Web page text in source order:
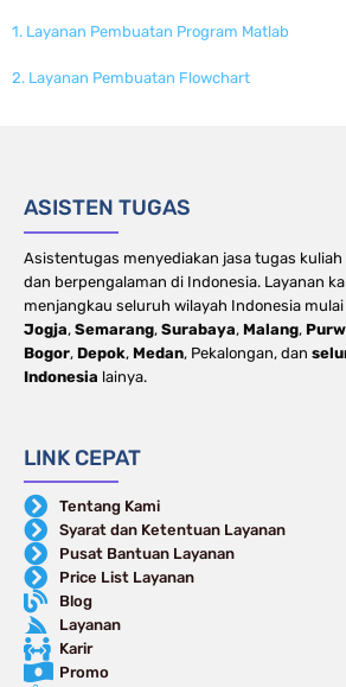
1. Layanan Pembuatan Program Matlab
2. Layanan Pembuatan Flowchart
ASISTEN TUGAS
Asistentugas menyediakan jasa tugas kuliah
dan berpengalaman di Indonesia. Layanan
menjangkau seluruh wilayah Indonesia
Jogja, Semarang, Surabaya, Malang,
Bogor, Depok, Medan, Pekalongan, dan
Indonesia lainya.
LINK CEPAT
Tentang Kami
Syarat dan Ketentuan Layanan
Pusat Bantuan Layanan
Price List Layanan
Blog
Layanan
Karir
Promo